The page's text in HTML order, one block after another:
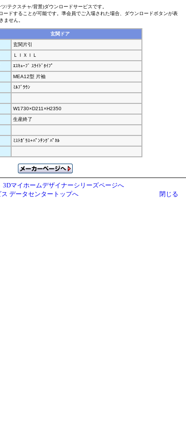
/テクスチャ/背景)ダウンロードサービスです。
ドすることが可能です。準会員でご入場された場合、ダウンロードボタンが表
ません。
玄関ドア
玄関片引
ＬＩＸＩＬ
ｴｽｷｭｰﾌﾞ ｽﾗｲﾄﾞﾀｲﾌﾟ
MEA12型 片袖
ﾐﾙﾌﾞﾗｳﾝ
W1730×D211×H2350
生産終了
ﾐｽﾄｶﾞﾗｽ+ﾊﾟﾝﾁﾝｸﾞﾊﾟﾈﾙ
3Dマイホームデザイナーシリーズページへ
データセンタートップへ
閉じる